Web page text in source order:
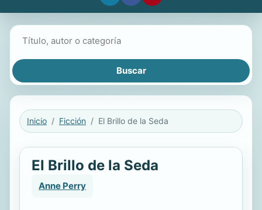
Inicio Ficción El Brillo de la Seda
El Brillo de la Seda
Anne Perry